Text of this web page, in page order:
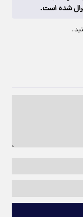
شده است.